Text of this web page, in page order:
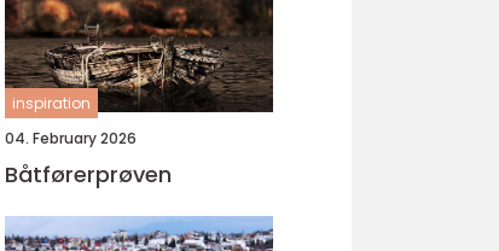
inspiration
04. February 2026
Båtførerprøven